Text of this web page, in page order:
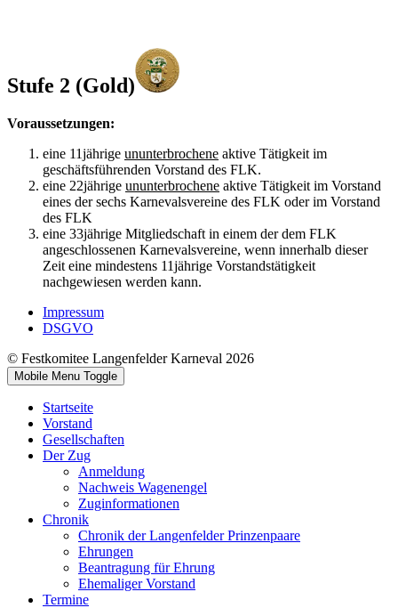
Stufe 2 (Gold)
Voraussetzungen:
eine 11jährige ununterbrochene aktive Tätigkeit im
geschäftsführenden Vorstand des FLK.
eine 22jährige ununterbrochene aktive Tätigkeit im Vorstand
eines der sechs Karnevalsvereine des FLK oder im Vorstand
des FLK
eine 33jährige Mitgliedschaft in einem der dem FLK
angeschlossenen Karnevalsvereine, wenn innerhalb dieser
Zeit eine mindestens 11jährige Vorstandstätigkeit
nachgewiesen werden kann.
Impressum
DSGVO
© Festkomitee Langenfelder Karneval 2026
Mobile Menu Toggle
Startseite
Vorstand
Gesellschaften
Der Zug
Anmeldung
Nachweis Wagenengel
Zuginformationen
Chronik
Chronik der Langenfelder Prinzenpaare
Ehrungen
Beantragung für Ehrung
Ehemaliger Vorstand
Termine